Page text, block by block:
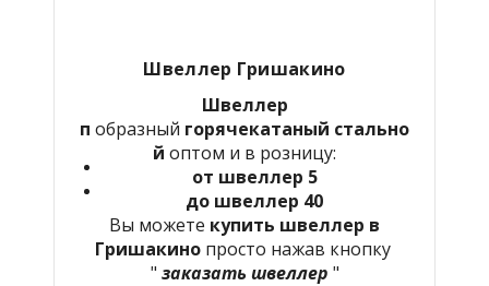
Швеллер Гришакино
Швеллер
п образный горячекатаный стально
й оптом и в розницу:
от швеллер 5
до швеллер 40
Вы можете купить швеллер в
Гришакинопросто нажав кнопку
" заказать швеллер "